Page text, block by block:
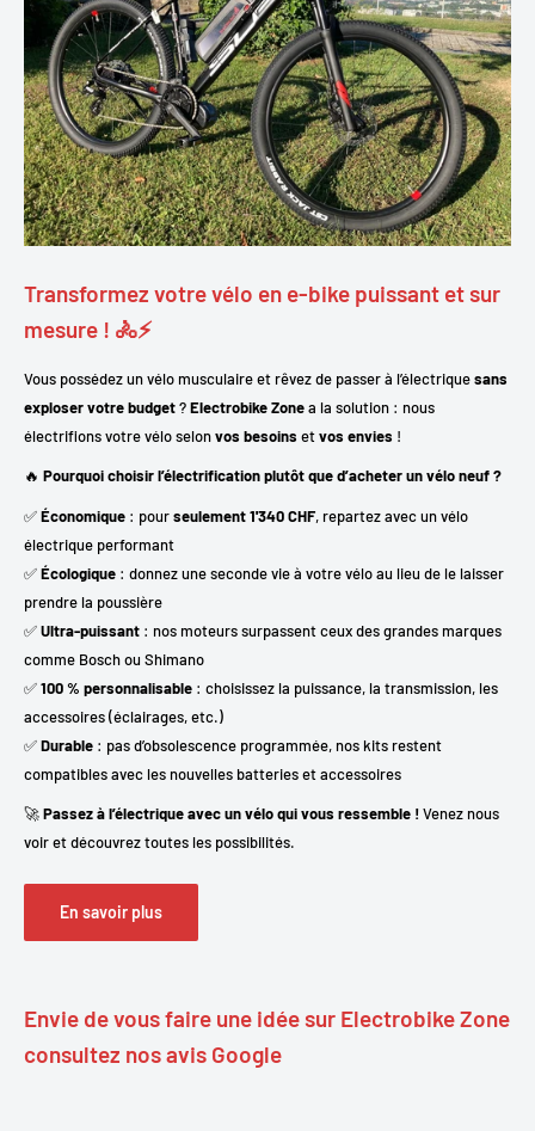
Transformez votre vélo en e-bike puissant et sur
mesure ! 🚴⚡
Vous possédez un vélo musculaire et rêvez de passer à l’électriquesans
exploser votre budget?Electrobike Zonea la solution : nous
électrifions votre vélo selonvos besoins etvos envies !
🔥 Pourquoi choisir l’électrification plutôt que d’acheter un vélo neuf ?
✅Économique : pourseulement 1'340 CHF, repartez avec un vélo
électrique performant
✅Écologique : donnez une seconde vie à votre vélo au lieu de le laisser
prendre la poussière
✅Ultra-puissant : nos moteurs surpassent ceux des grandes marques
comme Bosch ou Shimano
✅100 % personnalisable : choisissez la puissance, la transmission, les
accessoires (éclairages, etc.)
✅Durable : pas d’obsolescence programmée, nos kits restent
compatibles avec les nouvelles batteries et accessoires
🚀Passez à l’électrique avec un vélo qui vous ressemble !Venez nous
voir et découvrez toutes les possibilités.
En savoir plus
Envie de vous faire une idée sur Electrobike Zone
consultez nos avis Google